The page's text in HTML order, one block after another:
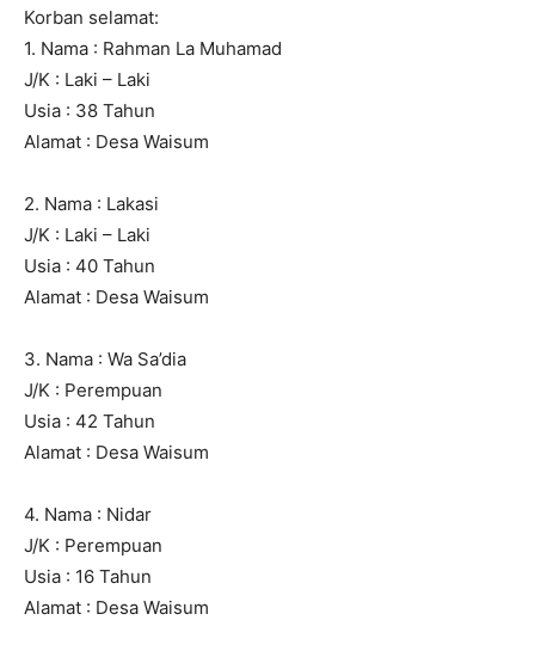
Korban selamat:
1. Nama : Rahman La Muhamad
J/K : Laki – Laki
Usia : 38 Tahun
Alamat : Desa Waisum
2. Nama : Lakasi
J/K : Laki – Laki
Usia : 40 Tahun
Alamat : Desa Waisum
3. Nama : Wa Sa’dia
J/K : Perempuan
Usia : 42 Tahun
Alamat : Desa Waisum
4. Nama : Nidar
J/K : Perempuan
Usia : 16 Tahun
Alamat : Desa Waisum